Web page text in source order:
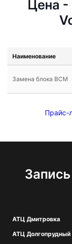
Цена -
Наименование
Замена блока BCM
Прайс-
АТЦ Дмитровка
АТЦ Долгопрудный